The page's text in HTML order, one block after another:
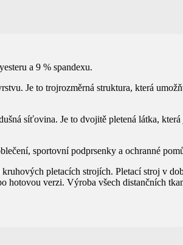
a 9 % spandexu.
Je to trojrozměrná struktura, která
síťovina. Je to dvojitě pletená látka,
sportovní podprsenky a ochranné
pletacích strojích. Pletací stroj v
hotovou verzi. Výroba všech distančních